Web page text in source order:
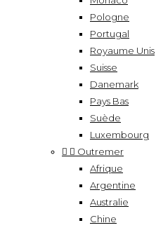
Pologne
Portugal
Royaume Unis
Suisse
Danemark
Pays Bas
Suède
Luxembourg
  Outremer
Afrique
Argentine
Australie
Chine